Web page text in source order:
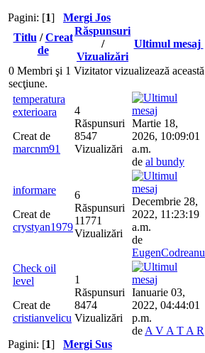
Pagini: [1] Mergi Jos
Titlu /Creat
de
Răspunsuri
/
Vizualizări
Ultimul mesaj
0 Membri şi 1 Vizitator vizualizează această
secţiune.
temperatura
exterioara
Creat de
marcnm91
4
Răspunsuri
8547
Vizualizări
Martie 18,
2026, 10:09:01
a.m.
de al bundy
informare
Creat de
crystyan1979
6
Răspunsuri
11771
Vizualizări
Decembrie 28,
2022, 11:23:19
a.m.
de
EugenCodreanu
Check oil
level
Creat de
cristianvelicu
1
Răspunsuri
8474
Vizualizări
Ianuarie 03,
2022, 04:44:01
p.m.
de A V A T A R
Pagini: [1] Mergi Sus